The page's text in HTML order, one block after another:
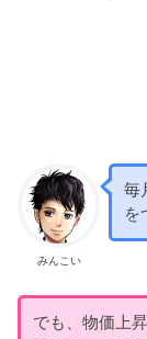
みんこい
毎
を
でも、物価上